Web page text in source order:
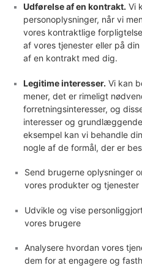
Udførelse af en kontrakt. Vi
personoplysninger, når vi
vores kontraktlige
af vores tjenester eller på
af en kontrakt med dig.
Legitime interesser. Vi kan
mener, det er rimeligt
forretningsinteresser, og
interesser og
eksempel kan vi behandle
nogle af de formål, der er
Send brugerne oplysninger
vores produkter og tjenester
Udvikle og vise
vores brugere
Analysere hvordan vores
dem for at engagere og